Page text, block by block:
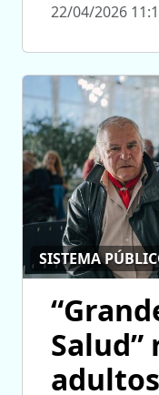
22/04/2026
SISTEMA
Salud”